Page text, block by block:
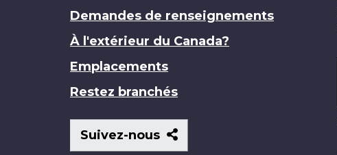
Demandes de renseignements
À l'extérieur du Canada?
Emplacements
Restez branchés
Suivez-nous
Suivez-
nous